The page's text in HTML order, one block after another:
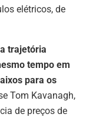
elétricos, de
trajetória
tempo em
para os
Tom Kavanagh,
de preços de